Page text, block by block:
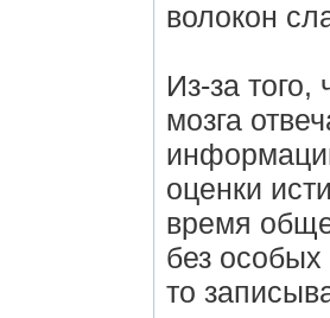
волокон
Из-за
мозга
оценки
время
без
то